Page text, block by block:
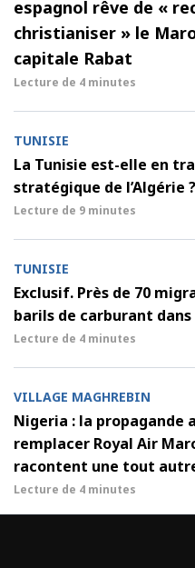
espagnol rêve de «
christianiser » le
capitale Rabat
Lecture de 4 minutes
TUNISIE
La Tunisie est-elle en
stratégique de l’Algérie ?
Lecture de 9 minutes
TUNISIE
Exclusif. Près de 70
barils de carburant
Lecture de 4 minutes
VILLAGE MAGHREBIN
Nigeria : la propagande
remplacer Royal Air
racontent une tout
Lecture de 4 minutes